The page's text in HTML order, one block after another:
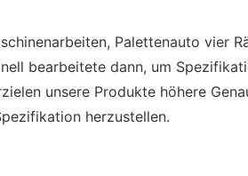
Palettenauto vier
bearbeitete dann, um
unsere Produkte höhere
herzustellen.